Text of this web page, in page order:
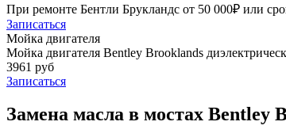
При ремонте Бентли Брукландс от 50 000₽ или
Записаться
Мойка двигателя
Мойка двигателя Bentley Brooklands
3961 руб
Записаться
Замена масла в мостах Bentley